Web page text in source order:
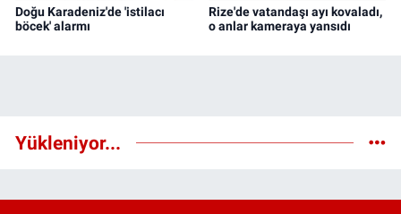
Doğu Karadeniz'de 'istilacı
böcek' alarmı
Rize'de vatandaşı ayı kovaladı,
o anlar kameraya yansıdı
Yükleniyor...